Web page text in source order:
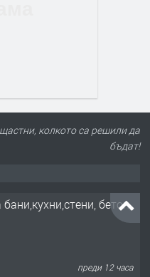
колкото са решили да
бъдат!
бетон,
преди 12 часа